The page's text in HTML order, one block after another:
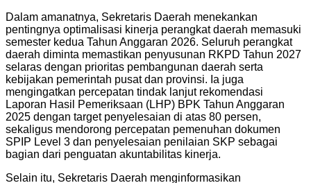
Dalam amanatnya, Sekretaris Daerah menekankan
pentingnya optimalisasi kinerja perangkat daerah memasuki
semester kedua Tahun Anggaran 2026. Seluruh perangkat
daerah diminta memastikan penyusunan RKPD Tahun 2027
selaras dengan prioritas pembangunan daerah serta
kebijakan pemerintah pusat dan provinsi. Ia juga
mengingatkan percepatan tindak lanjut rekomendasi
Laporan Hasil Pemeriksaan (LHP) BPK Tahun Anggaran
2025 dengan target penyelesaian di atas 80 persen,
sekaligus mendorong percepatan pemenuhan dokumen
SPIP Level 3 dan penyelesaian penilaian SKP sebagai
bagian dari penguatan akuntabilitas kinerja.
Selain itu, Sekretaris Daerah menginformasikan